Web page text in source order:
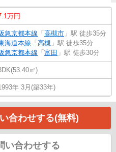
万円
急京都本線 「 高槻市 」駅 徒歩35分
海道本線 「 高槻 」駅 徒歩35分
急京都本線 「 富田 」駅 徒歩30分
㎡)
年 3月(築33年)
合わせする(無料)
い合わせする